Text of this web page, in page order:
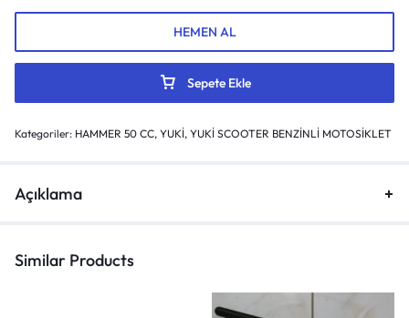
Sepete Ekle
HEMEN AL
Kategoriler: HAMMER 50 CC, YUKİ, YUKİ SCOOTER BENZİNLİ MOTOSİKLET
Açıklama
Similar Products